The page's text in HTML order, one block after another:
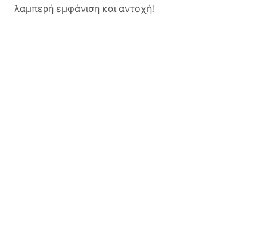
λαμπερή εμφάνιση και αντοχή!